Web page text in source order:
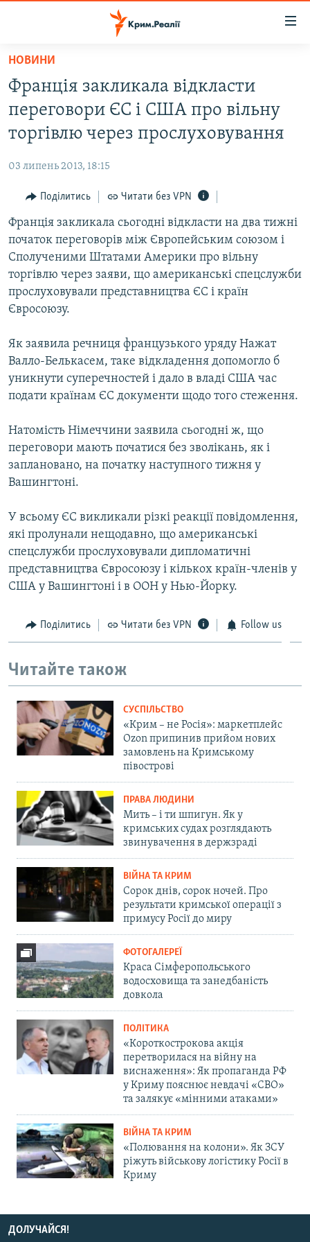
Перейти
основного
матеріалу
Перейти
до
основної
Перейти
пошуку
ВОДА.КРИМ
ВІДЕО ТА ФОТО
БЛОГИ
ПОГЛЯД
ІНТЕРВ'Ю
ВСЕ ЗА ДЕНЬ
СПЕЦПРОЕКТИ
ДЕПОРТАЦІЯ
СВІДЧЕННЯ ОКУПАЦІЇ
УКРАЇНСЬКА ПРОБЛЕМА КРИМУ
ІНФОГРАФІКА
ЯК ОБІЙТИ БЛОКУВАННЯ
Qırımtatar
ДОЛУЧАЙСЯ!
Усі сайти RFE/RL
НОВИНИ
Франція закликала відкласти
переговори ЄС і США про вільну
торгівлю через прослуховування
03 липень 2013, 18:15
Поділитись Читати без VPN
Франція закликала сьогодні відкласти на два тижні
початок переговорів між Європейським союзом і
Сполученими Штатами Америки про вільну
торгівлю через заяви, що американські спецслужби
прослуховували представництва ЄС і країн
Євросоюзу.
Як заявила речниця французького уряду Нажат
Валло-Белькасем, таке відкладення допомогло б
уникнути суперечностей і дало в владі США час
подати країнам ЄС документи щодо того стеження.
Натомість Німеччини заявила сьогодні ж, що
переговори мають початися без зволікань, як і
заплановано, на початку наступного тижня у
Вашингтоні.
У всьому ЄС викликали різкі реакції повідомлення,
які пролунали нещодавно, що американські
спецслужби прослуховували дипломатичні
представництва Євросоюзу і кількох країн-членів у
США у Вашингтоні і в ООН у Нью-Йорку.
Поділитись Читати без VPN Follow us
Читайте також
СУСПІЛЬСТВО
«Крим – не Росія»: маркетплейс
Ozon припинив прийом нових
замовлень на Кримському
півострові
ПРАВА ЛЮДИНИ
Мить – і ти шпигун. Як у
кримських судах розглядають
звинувачення в держзраді
ВІЙНА ТА КРИМ
Сорок днів, сорок ночей. Про
результати кримської операції з
примусу Росії до миру
ФОТОГАЛЕРЕЇ
Краса Сімферопольського
водосховища та занедбаність
довкола
ПОЛІТИКА
«Короткострокова акція
перетворилася на війну на
виснаження»: Як пропаганда РФ
у Криму пояснює невдачі «СВО»
та залякує «мінними атаками»
ВІЙНА ТА КРИМ
«Полювання на колони». Як ЗСУ
ріжуть військову логістику Росії в
Криму
ДОЛУЧАЙСЯ!